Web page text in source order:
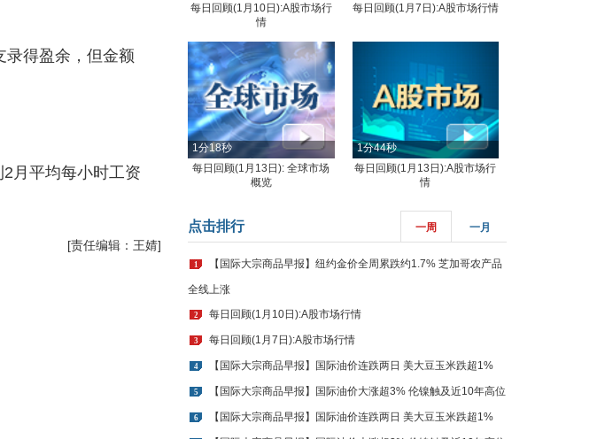
录得盈余，但金额
月平均每小时工资
[责任编辑：王婧]
每日回顾(1月10日):A股市场行
情
每日回顾(1月7日):A股市场行情
1分18秒
每日回顾(1月13日): 全球市场
概览
1分44秒
每日回顾(1月13日):A股市场行
情
点击排行 一周 一月
1 【国际大宗商品早报】纽约金价全周累跌约1.7% 芝加哥农产品
全线上涨
2 每日回顾(1月10日):A股市场行情
3 每日回顾(1月7日):A股市场行情
4 【国际大宗商品早报】国际油价连跌两日 美大豆玉米跌超1%
5 【国际大宗商品早报】国际油价大涨超3% 伦镍触及近10年高位
6 【国际大宗商品早报】国际油价连跌两日 美大豆玉米跌超1%